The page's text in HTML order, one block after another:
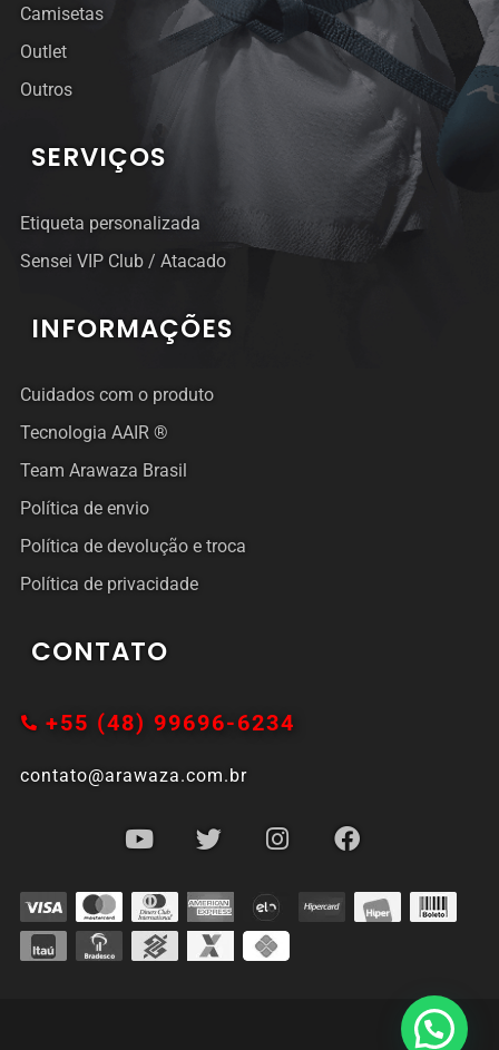
Camisetas
Outlet
Outros
SERVIÇOS
Etiqueta personalizada
Sensei VIP Club / Atacado
INFORMAÇÕES
Cuidados com o produto
Tecnologia AAIR ®
Team Arawaza Brasil
Política de envio
Política de devolução e troca
Política de privacidade
CONTATO
+55 (48) 99696-6234
contato@arawaza.com.br